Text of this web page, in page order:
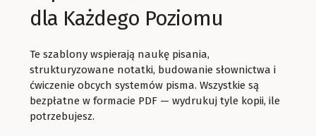
dla Każdego Poziomu
Te szablony wspierają naukę pisania,
strukturyzowane notatki, budowanie słownictwa i
ćwiczenie obcych systemów pisma. Wszystkie są
bezpłatne w formacie PDF — wydrukuj tyle kopii, ile
potrzebujesz.